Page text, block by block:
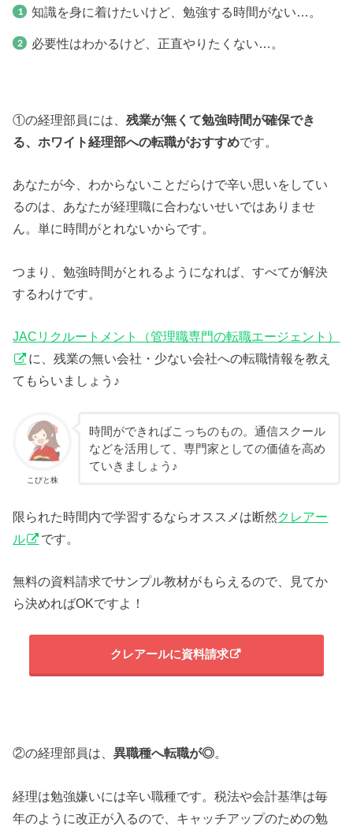
知識を身に着けたいけど、勉強する時間がない…。
必要性はわかるけど、正直やりたくない…。
①の経理部員には、残業が無くて勉強時間が確保でき
る、ホワイト経理部への転職がおすすめです。
あなたが今、わからないことだらけで辛い思いをしてい
るのは、あなたが経理職に合わないせいではありませ
ん。単に時間がとれないからです。
つまり、勉強時間がとれるようになれば、すべてが解決
するわけです。
JACリクルートメント（管理職専門の転職エージェント）
に、残業の無い会社・少ない会社への転職情報を教え
てもらいましょう♪
こびと株
時間ができればこっちのもの。通信スクール
などを活用して、専門家としての価値を高め
ていきましょう♪
限られた時間内で学習するならオススメは断然クレアー
ル
です。
無料の資料請求でサンプル教材がもらえるので、見てか
ら決めればOKですよ！
クレアールに資料請求
②の経理部員は、異職種へ転職が◎。
経理は勉強嫌いには辛い職種です。税法や会計基準は毎
年のように改正が入るので、キャッチアップのための勉